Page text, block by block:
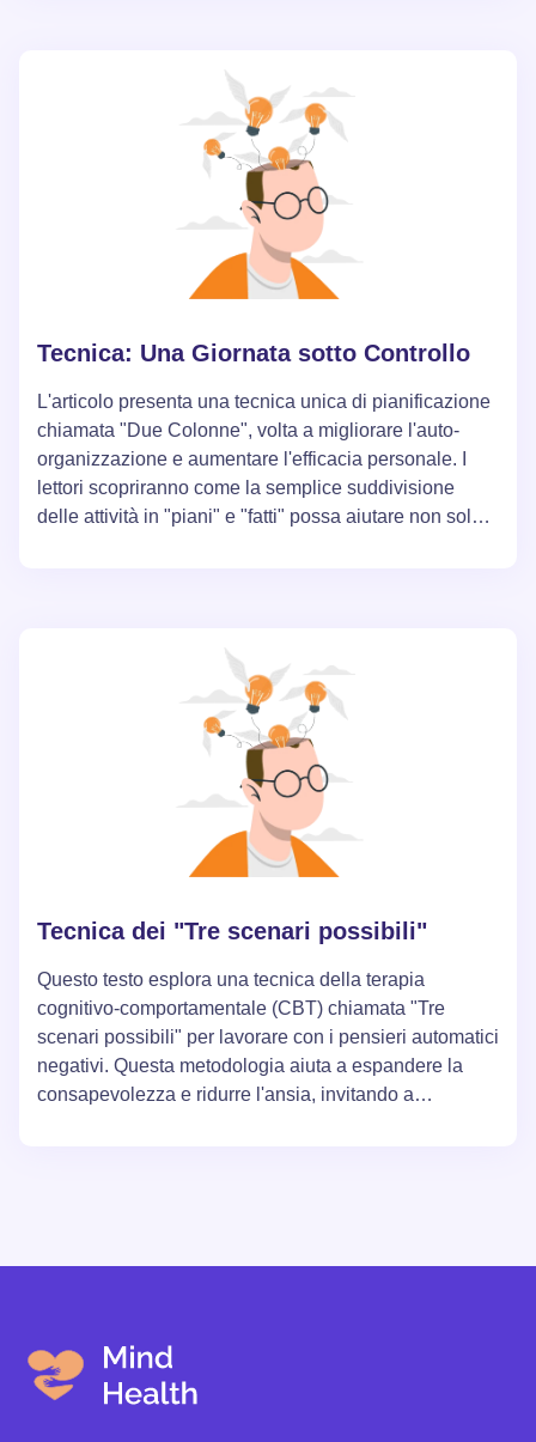
Tecnica: Una Giornata sotto Controllo
L'articolo presenta una tecnica unica di pianificazione
chiamata "Due Colonne", volta a migliorare l'auto-
organizzazione e aumentare l'efficacia personale. I
lettori scopriranno come la semplice suddivisione
delle attività in "piani" e "fatti" possa aiutare non solo a
equilibrio tra dovere e desiderio.
Tecnica dei "Tre scenari possibili"
Questo testo esplora una tecnica della terapia
cognitivo-comportamentale (CBT) chiamata "Tre
scenari possibili" per lavorare con i pensieri automatici
negativi. Questa metodologia aiuta a espandere la
consapevolezza e ridurre l'ansia, invitando a